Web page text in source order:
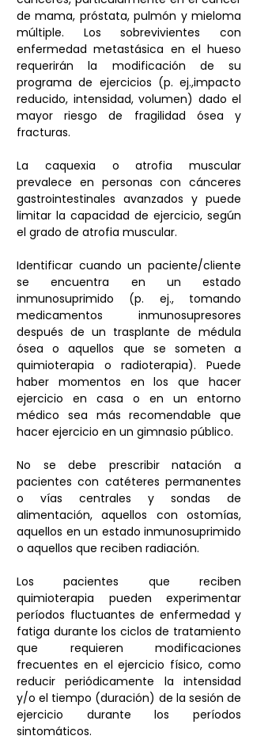
de mama, próstata, pulmón y mieloma
múltiple. Los sobrevivientes con
enfermedad metastásica en el hueso
requerirán la modificación de su
programa de ejercicios (p. ej.,impacto
reducido, intensidad, volumen) dado el
mayor riesgo de fragilidad ósea y
fracturas.
La caquexia o atrofia muscular
prevalece en personas con cánceres
gastrointestinales avanzados y puede
limitar la capacidad de ejercicio, según
el grado de atrofia muscular.
Identificar cuando un paciente/cliente
se encuentra en un estado
inmunosuprimido (p. ej., tomando
medicamentos inmunosupresores
después de un trasplante de médula
ósea o aquellos que se someten a
quimioterapia o radioterapia). Puede
haber momentos en los que hacer
ejercicio en casa o en un entorno
médico sea más recomendable que
hacer ejercicio en un gimnasio público.
No se debe prescribir natación a
pacientes con catéteres permanentes
o vías centrales y sondas de
alimentación, aquellos con ostomías,
aquellos en un estado inmunosuprimido
o aquellos que reciben radiación.
Los pacientes que reciben
quimioterapia pueden experimentar
períodos fluctuantes de enfermedad y
fatiga durante los ciclos de tratamiento
que requieren modificaciones
frecuentes en el ejercicio físico, como
reducir periódicamente la intensidad
y/o el tiempo (duración) de la sesión de
ejercicio durante los períodos
sintomáticos.